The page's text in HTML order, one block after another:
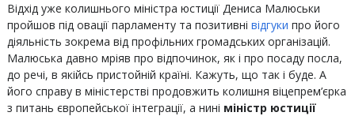
Відхід уже колишнього міністра юстиції Дениса Малюськи
пройшов під овації парламенту та позитивні відгуки про його
діяльність зокрема від профільних громадських організацій.
Малюська давно мріяв про відпочинок, як і про посаду посла,
до речі, в якійсь пристойній країні. Кажуть, що так і буде. А
його справу в міністерстві продовжить колишня віцепрем’єрка
з питань європейської інтеграції, а нині міністр юстиції